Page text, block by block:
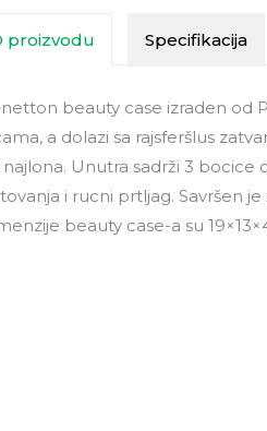
proizvodu Specifikacija
beauty case izraden od
a dolazi sa rajsferšlus
Unutra sadrži 3 bocice
i rucni prtljag. Savršen
beauty case-a su